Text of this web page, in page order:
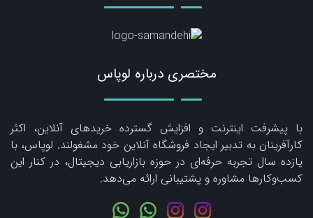
مختصری درباره لوپاس
با پیشرفت اینترنت و افزایش گسترده خریدهای آنلاین، اکثر
کارآفرینان به تدبیر ایجاد فروشگاه آنلاین خود مشغولند. لوپاس، با
یازده سال تجربه حرفه‌ای در حوزه بازاریابی دیجیتال، در کنار این
کسب‌وکارها مشاوره و پشتیبانی ارائه می‌دهد.